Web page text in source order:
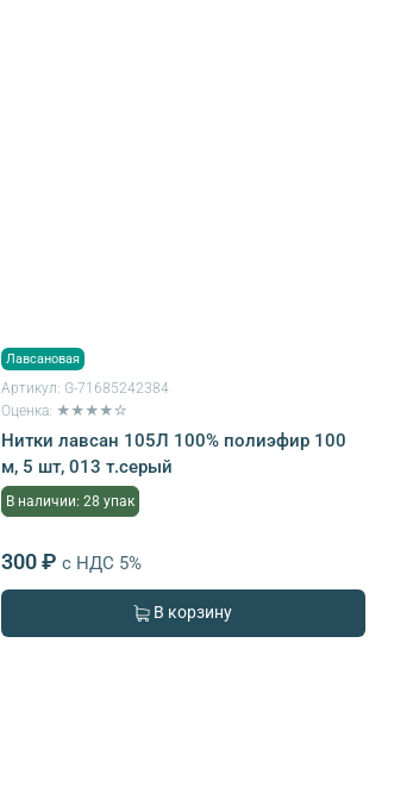
Лавсановая
Артикул: G-71685242384
Оценка: ★★★★☆
Нитки лавсан 105Л 100% полиэфир 100
м, 5 шт, 013 т.серый
В наличии: 28 упак
300 ₽ с НДС 5%
В корзину